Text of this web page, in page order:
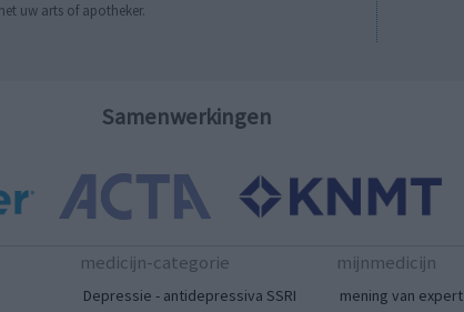
uw arts of apotheker.
Samenwerkingen
medicijn-categorie
Depressie - antidepressiva SSRI
mijnmedicijn
mening van expert